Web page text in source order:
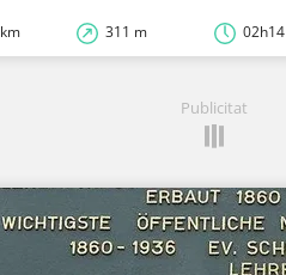
311 m 02h14
Publicitat